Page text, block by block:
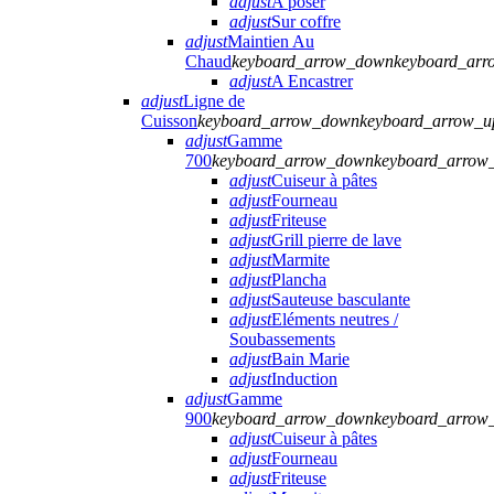
adjustSur coffre
adjustMaintien Au
Chaudkeyboard_arrow_down
adjustA Encastrer
adjustLigne de
Cuissonkeyboard_arrow_down
adjustGamme
700keyboard_arrow_down
adjustCuiseur à pâtes
adjustFourneau
adjustFriteuse
adjustGrill pierre de lave
adjustMarmite
adjustPlancha
adjustSauteuse basculante
adjustEléments neutres /
Soubassements
adjustBain Marie
adjustInduction
adjustGamme
900keyboard_arrow_down
adjustCuiseur à pâtes
adjustFourneau
adjustFriteuse